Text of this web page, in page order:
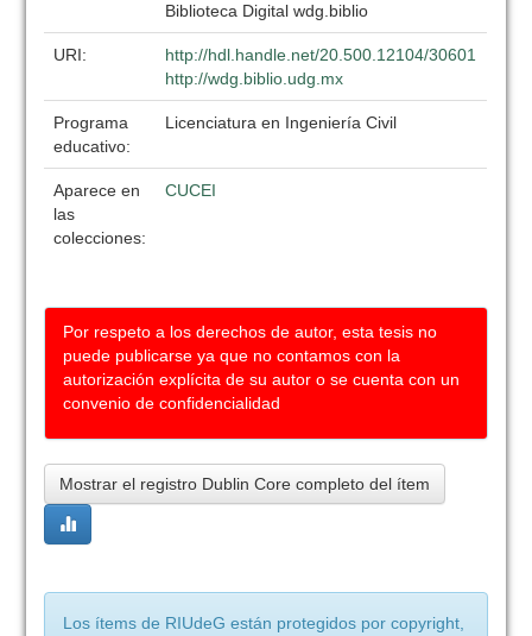
Biblioteca Digital wdg.biblio
URI:
http://hdl.handle.net/20.500.12104/30601
http://wdg.biblio.udg.mx
Programa
educativo:
Licenciatura en Ingeniería Civil
Aparece en
las
colecciones:
CUCEI
Por respeto a los derechos de autor, esta tesis no
puede publicarse ya que no contamos con la
autorización explícita de su autor o se cuenta con un
convenio de confidencialidad
Mostrar el registro Dublin Core completo del ítem
Los ítems de RIUdeG están protegidos por copyright,